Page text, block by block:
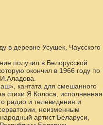
в деревне Усушек, Чаусского
получил в Белорусской
окончил в 1966 году по
кантата для смешанного
стихи Я.Колоса, исполненная
радио и телевидения и
неизменным
артист Беларуси,